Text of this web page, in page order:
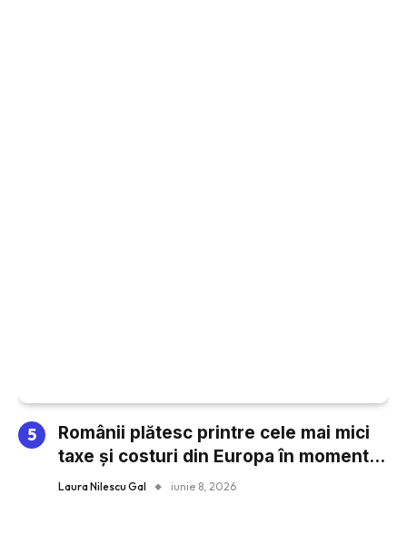
Românii plătesc printre cele mai mici
taxe și costuri din Europa în momentul
cumpărării unei locuințe prin credit
Laura Nilescu Gal iunie 8, 2026